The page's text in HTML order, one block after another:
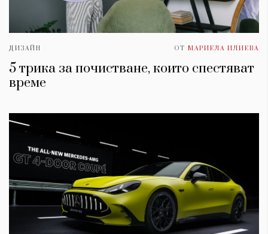
ДИЗАЙН ОТ МАРИЕЛА ИЛИЕВА
5 трика за почистване, които спестяват
време